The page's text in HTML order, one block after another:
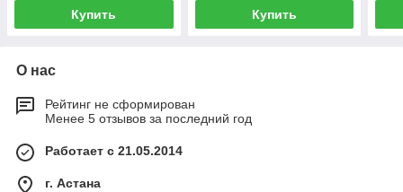
Купить Купить
О нас
Рейтинг не сформирован
Менее 5 отзывов за последний год
Работает с 21.05.2014
г. Астана